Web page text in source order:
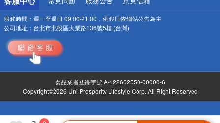
服務時間： 週一至週日 09:00-21:00，例假日依網站公告為主
公司地址： 台北市北投區大業路136號5樓 (台灣)
食品業者登錄字號 A-122662550-00000-6
Copyright©2026 Uni-Prosperity Lifestyle Corp. All Right Reserved